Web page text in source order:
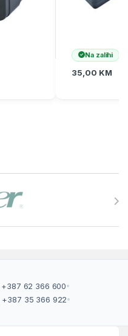
Na zalihi
35,00 KM
+387 62 366 600•
+387 35 366 922•